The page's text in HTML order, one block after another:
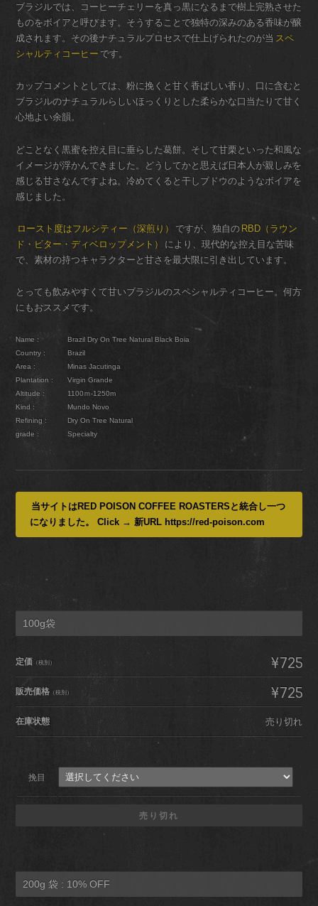
ブラジルでは、コーヒーチェリーを真っ黒になるまで樹上完熟させた
ものをボイアと呼びます。そうすることで独特の深みのある香味が醸
成されます。その後ナチュラルプロセスで仕上げられたのが当 スペ
シャルティコーヒー です。
カップコメントとしては、粉に挽くと甘く香ばしい香り、口に含むと
ブラジルのナチュラルらしいほっくりとした柔らかな口当たりて甘く
心地よい余韻。
どことなく黒蜜を控え目に垂らした葛餅。そして甘栗といった和風な
イメージが浮かんできました。どうしてかと思えば日本人が親しみを
感じる甘さなんですよね。冷めてくると干しブドウのようなボイアを
感じました。
ロースト度はフルシティー（深煎り） ですが、独自の RBD（ラウン
ド・ビター・ディベロップメント）
により、現代的な控え目な苦味
で、素材の持つキャラクターと甘さを最大限に引き出しています。
とっても飲みやすくて甘いブラジルのスペシャルティコーヒー。何方
にもおススメです。
Name :
Brazil Dry On Tree Natural Black Boia
Country :
Brazil
Area :
Minas Jacutinga
Plantation :
Virgin Grande
Altitude :
1100ｍ-1250m
Kind :
Mundo Novo
Refining :
Dry On Tree Natural
grade :
Specialty
当サイトはRED POISON COFFEE ROASTERSと統合し一つ
になりました。 Click → 新URL https://red-poison.com
100g袋
定価 （税別） ¥725
販売価格 （税別） ¥725
在庫状態 売り切れ
挽目
売り切れ
200g 袋 : 10% OFF